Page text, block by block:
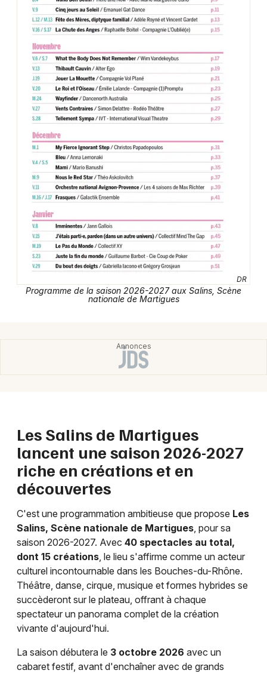
Newsletter des sorties
Artistes en tournée
Actus à Marseille
Magazine à Marseille
13 - Bouches du Rhône
Choisir mes départements
Je m'abonne
DR
Programme de la saison 2026-2027 aux Salins, Scène
nationale de Martigues
Les Salins de Martigues
lancent une saison 2026-2027
riche en créations et en
découvertes
C'est une programmation ambitieuse que propose Les
Salins, Scène nationale de Martigues , pour sa
saison 2026-2027. Avec 40 spectacles au total,
dont 15 créations , le lieu s'affirme comme un acteur
culturel incontournable dans les Bouches-du-Rhône.
Théâtre, danse, cirque, musique et formes hybrides se
succèderont sur le plateau, offrant à chaque
spectateur un panorama complet de la création
vivante d'aujourd'hui.
La saison débutera le 3 octobre 2026 avec un
cabaret festif, avant d'enchaîner avec de grands